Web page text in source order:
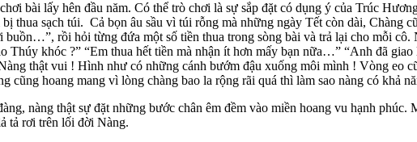
lấy hên đầu năm. Có thể trò chơi là sự sắp đặt có dụng ý của Trúc
thua sạch túi. Cả bọn âu sầu vì túi rỗng mà những ngày Tết còn dài, Chàng
rồi hỏi từng đứa một số tiền thua trong sòng bài và trả lại cho mỗi cô.
khóc ?” “Em thua hết tiền mà nhận ít hơn mấy bạn nữa…” “Anh đã
thật vui ! Hình như có những cánh bướm đậu xuống môi mình ! Vòng eo
hoang mang vì lòng chàng bao la rộng rãi quá thì làm sao nàng có khả
nàng thật sự đặt những bước chân êm đềm vào miền hoang vu hạnh phúc.
tả rơi trên lối đời Nàng.